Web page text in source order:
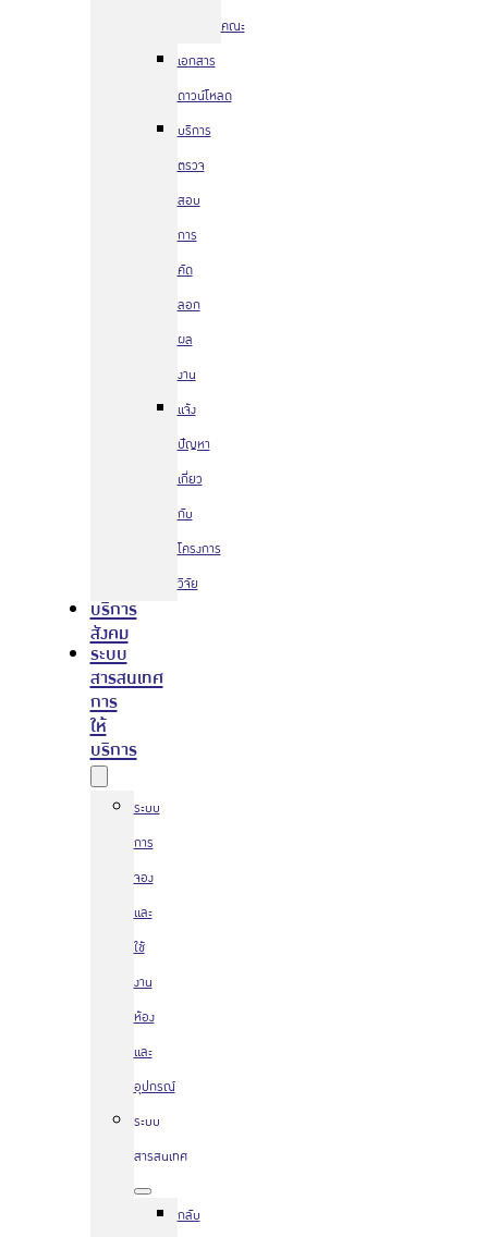
คณะ
เอกสาร
ดาวน์โหลด
บริการ
ตรวจ
สอบ
การ
คัด
ลอก
ผล
งาน
แจ้ง
ปัญหา
เกี่ยว
กับ
โครงการ
วิจัย
บริการ
สังคม
ระบบ
สารสนเทศ
การ
ให้
บริการ
ระบบ
การ
จอง
และ
ใช้
งาน
ห้อง
และ
อุปกรณ์
ระบบ
สารสนเทศ
กลับ